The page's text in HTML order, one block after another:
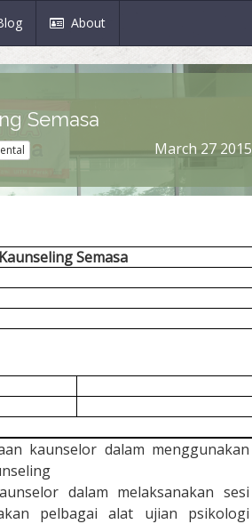
About
Semasa
March 27 2015
Semasa
kaunselor dalam menggunakan
dalam melaksanakan sesi
pelbagai alat ujian psikologi